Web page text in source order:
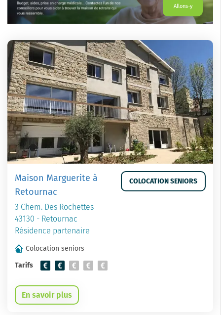
Allons-y
Maison Marguerite à
Retournac
3 Chem. Des Rochettes
43130 - Retournac
Résidence partenaire
COLOCATION SENIORS
Colocation seniors
Tarifs
En savoir plus